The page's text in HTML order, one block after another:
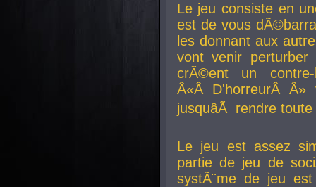
Le jeu consiste en
est de vous
les donnant aux
vont venir perturber
crÃ©ent un
Â«Â D'horreurÂ
jusquâÃ rendre
Le jeu est assez
partie de jeu de
systÃ¨me de jeu